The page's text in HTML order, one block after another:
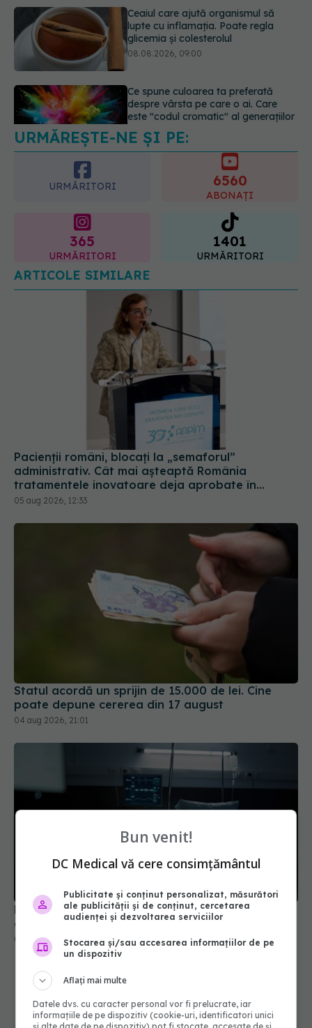
Ce spune culoarea ta preferată
despre vârsta pe care o ai. Care
este "codul cromatic" al generațiilor
07.08.2026, 21:29
Analiza de sânge AST (SGOT): ce
înseamnă rezultatele și când sunt un
semnal de alarmă
08.08.2026, 11:00
URMĂREȘTE-NE ȘI PE:
URMĂRITORI 6560
365 1401
URMĂRITORI
ARTICOLE SIMILARE
Pacienții români, blocați la „semaforul”
administrativ. Cât mai așteaptă România
tratamentele inovatoare deja aprobate în
Statul acordă un sprijin de 15.000 de lei. Cine
poate depune cererea din 17 august
PNRR: 174 de milioane de lei pentru sănătate într-
o singură săptămână. Ce spitale primesc bani
Bun venit!
DC Medical vă cere consimțământul
Publicitate și conținut personalizat, măsurători
ale publicității și de conținut, cercetarea
audienței și dezvoltarea serviciilor
Stocarea și/sau accesarea informațiilor de pe
un dispozitiv
Aflați mai multe
Datele dvs. cu caracter personal vor fi prelucrate, iar
informațiile de pe dispozitiv (cookie-uri, identificatori unici